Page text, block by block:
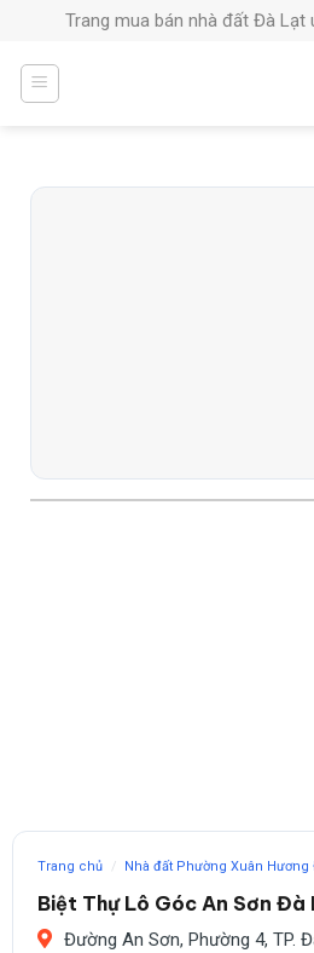
content
Trang mua bán nhà đất Đà Lạt
Trang chủ / Nhà đất Phường Xuân Hương
Biệt Thự Lô Góc An Sơn
Đường An Sơn, Phường 4, TP.